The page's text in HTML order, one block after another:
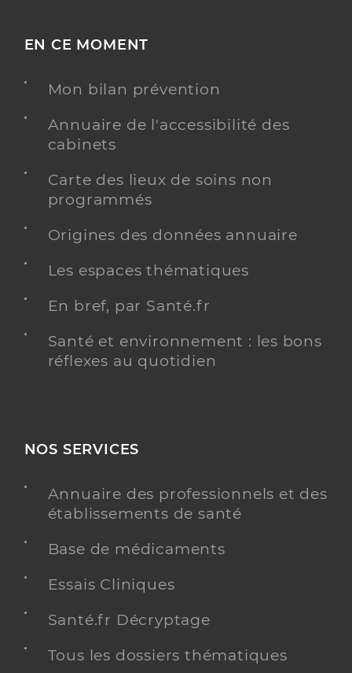
EN CE MOMENT
Mon bilan prévention
Annuaire de l'accessibilité des
cabinets
Carte des lieux de soins non
programmés
Origines des données annuaire
Les espaces thématiques
En bref, par Santé.fr
Santé et environnement : les bons
réflexes au quotidien
NOS SERVICES
Annuaire des professionnels et des
établissements de santé
Base de médicaments
Essais Cliniques
Santé.fr Décryptage
Tous les dossiers thématiques